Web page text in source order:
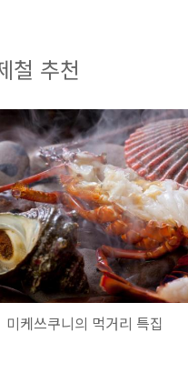
철 추천
미케쓰쿠니의 먹거리 특집